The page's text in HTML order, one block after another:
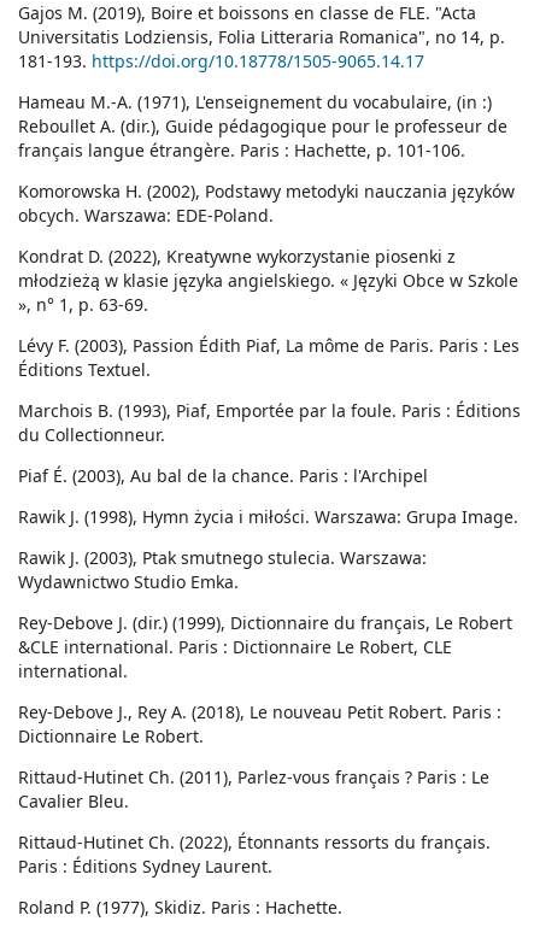
Gajos M. (2019), Boire et boissons en classe de FLE. "Acta
Universitatis Lodziensis, Folia Litteraria Romanica", no 14, p.
181-193. https://doi.org/10.18778/1505-9065.14.17
Hameau M.-A. (1971), L'enseignement du vocabulaire, (in :)
Reboullet A. (dir.), Guide pédagogique pour le professeur de
français langue étrangère. Paris : Hachette, p. 101-106.
Komorowska H. (2002), Podstawy metodyki nauczania języków
obcych. Warszawa: EDE-Poland.
Kondrat D. (2022), Kreatywne wykorzystanie piosenki z
młodzieżą w klasie języka angielskiego. « Języki Obce w Szkole
», n° 1, p. 63-69.
Lévy F. (2003), Passion Édith Piaf, La môme de Paris. Paris : Les
Éditions Textuel.
Marchois B. (1993), Piaf, Emportée par la foule. Paris : Éditions
du Collectionneur.
Piaf É. (2003), Au bal de la chance. Paris : l'Archipel
Rawik J. (1998), Hymn życia i miłości. Warszawa: Grupa Image.
Rawik J. (2003), Ptak smutnego stulecia. Warszawa:
Wydawnictwo Studio Emka.
Rey-Debove J. (dir.) (1999), Dictionnaire du français, Le Robert
&CLE international. Paris : Dictionnaire Le Robert, CLE
international.
Rey-Debove J., Rey A. (2018), Le nouveau Petit Robert. Paris :
Dictionnaire Le Robert.
Rittaud-Hutinet Ch. (2011), Parlez-vous français ? Paris : Le
Cavalier Bleu.
Rittaud-Hutinet Ch. (2022), Étonnants ressorts du français.
Paris : Éditions Sydney Laurent.
Roland P. (1977), Skidiz. Paris : Hachette.